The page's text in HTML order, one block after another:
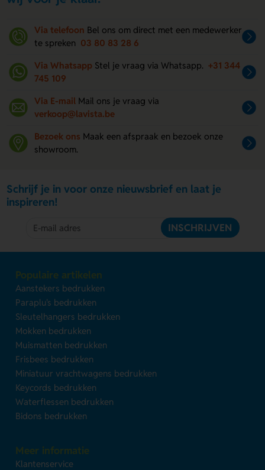
Via telefoon Bel ons om direct met een medewerker
te spreken 03 80 83 28 6
Via Whatsapp Stel je vraag via Whatsapp. +31 344
745 109
Via E-mail Mail ons je vraag via
verkoop@lavista.be
Bezoek ons Maak een afspraak en bezoek onze
showroom.
Schrijf je in voor onze nieuwsbrief en laat je
inspireren!
INSCHRIJVEN
Populaire artikelen
Aanstekers bedrukken
Paraplu's bedrukken
Sleutelhangers bedrukken
Mokken bedrukken
Muismatten bedrukken
Frisbees bedrukken
Miniatuur vrachtwagens bedrukken
Keycords bedrukken
Waterflessen bedrukken
Bidons bedrukken
Meer informatie
Klantenservice